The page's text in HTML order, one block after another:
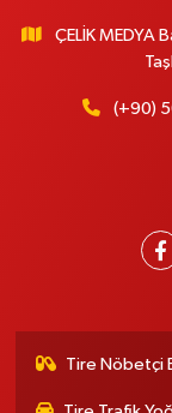
ÇELİK MEDYA
(+90)
Tire Nöbetçi